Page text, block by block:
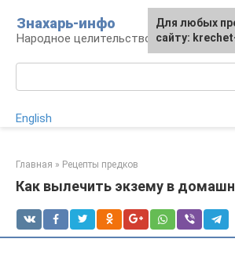
контенту
Знахарь-инфо
Народное целительство: рецепты и
English
Главная » Рецепты предков
Как вылечить экзему в
Для любых
сайту: